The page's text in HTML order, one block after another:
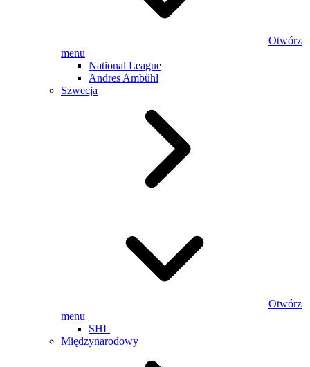
Otwórz
menu
National League
Andres Ambühl
Szwecja
Otwórz
menu
SHL
Międzynarodowy